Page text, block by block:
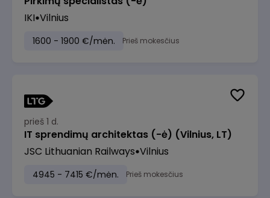
IKI Vilnius
1600 - 1900 €/mėn. Prieš mokesčius
prieš 1 d.
IT sprendimų architektas (-ė) (Vilnius, LT)
JSC Lithuanian Railways Vilnius
4945 - 7415 €/mėn. Prieš mokesčius